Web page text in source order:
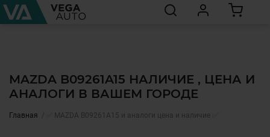
MAZDA B09261A15 НАЛИЧИЕ , ЦЕНА И
АНАЛОГИ В ВАШЕМ ГОРОДЕ
Главная ✅ MAZDA B09261A15 и аналоги цена и наличие ✅